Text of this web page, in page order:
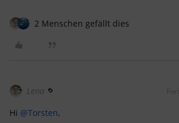
2 Menschen gefällt dies
Lena
Hi @Torsten,